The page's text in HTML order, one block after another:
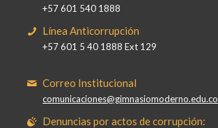
+57 601 540 1888
Línea Anticorrupción
+57 601 5 40 1888 Ext 129
Correo Institucional
comunicaciones@gimnasiomoderno.edu.co
Denuncias por actos de corrupción: